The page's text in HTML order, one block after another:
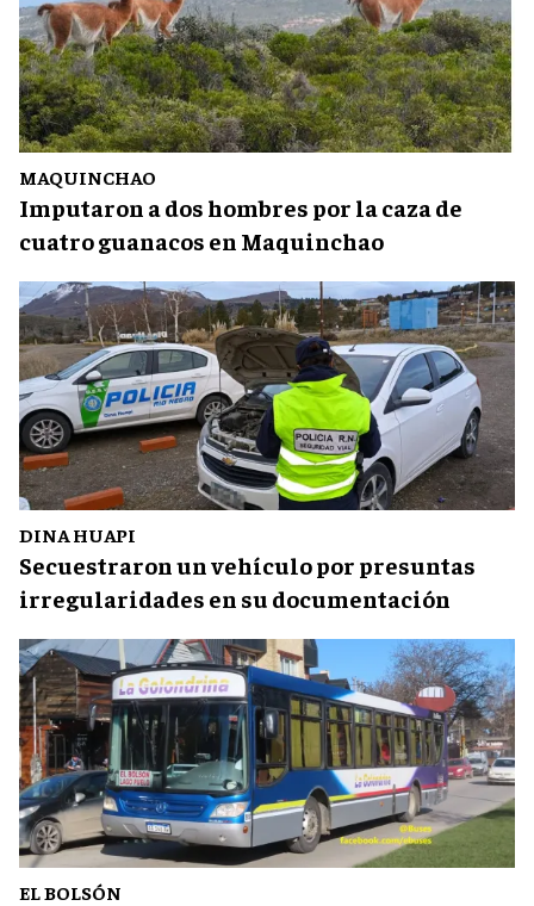
MAQUINCHAO
Imputaron a dos hombres por la caza de
cuatro guanacos en Maquinchao
DINA HUAPI
Secuestraron un vehículo por presuntas
irregularidades en su documentación
EL BOLSÓN